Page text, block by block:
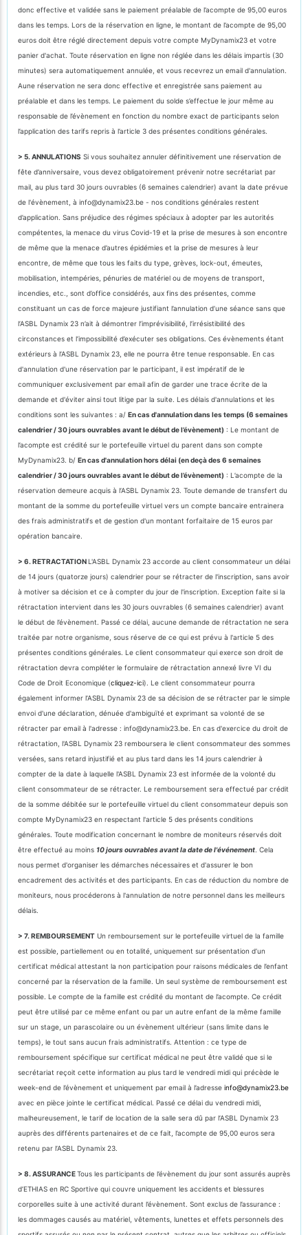
donc effective et validée sans le paiement préalable de l’acompte de 95,00 euros
dans les temps. Lors de la réservation en ligne, le montant de l’acompte de 95,00
euros doit être réglé directement depuis votre compte MyDynamix23 et votre
panier d'achat. Toute réservation en ligne non réglée dans les délais impartis (30
minutes) sera automatiquement annulée, et vous recevrez un email d'annulation.
Aune réservation ne sera donc effective et enregistrée sans paiement au
préalable et dans les temps. Le paiement du solde s’effectue le jour même au
responsable de l’évènement en fonction du nombre exact de participants selon
l’application des tarifs repris à l’article 3 des présentes conditions générales.
> 5. ANNULATIONS Si vous souhaitez annuler définitivement une réservation de
fête d’anniversaire, vous devez obligatoirement prévenir notre secrétariat par
mail, au plus tard 30 jours ouvrables (6 semaines calendrier) avant la date prévue
de l'évènement, à info@dynamix23.be - nos conditions générales restent
d’application. Sans préjudice des régimes spéciaux à adopter par les autorités
compétentes, la menace du virus Covid-19 et la prise de mesures à son encontre
de même que la menace d’autres épidémies et la prise de mesures à leur
encontre, de même que tous les faits du type, grèves, lock-out, émeutes,
mobilisation, intempéries, pénuries de matériel ou de moyens de transport,
incendies, etc., sont d’office considérés, aux fins des présentes, comme
constituant un cas de force majeure justifiant l’annulation d’une séance sans que
l’ASBL Dynamix 23 n’ait à démontrer l’imprévisibilité, l’irrésistibilité des
circonstances et l’impossibilité d’exécuter ses obligations. Ces évènements étant
extérieurs à l’ASBL Dynamix 23, elle ne pourra être tenue responsable. En cas
d'annulation d'une réservation par le participant, il est impératif de le
communiquer exclusivement par email afin de garder une trace écrite de la
demande et d'éviter ainsi tout litige par la suite. Les délais d'annulations et les
conditions sont les suivantes : a/ En cas d'annulation dans les temps (6 semaines
calendrier / 30 jours ouvrables avant le début de l’évènement) : Le montant de
l’acompte est crédité sur le portefeuille virtuel du parent dans son compte
MyDynamix23. b/ En cas d'annulation hors délai (en deçà des 6 semaines
calendrier / 30 jours ouvrables avant le début de l’évènement) : L’acompte de la
réservation demeure acquis à l’ASBL Dynamix 23. Toute demande de transfert du
montant de la somme du portefeuille virtuel vers un compte bancaire entrainera
des frais administratifs et de gestion d'un montant forfaitaire de 15 euros par
opération bancaire.
> 6. RETRACTATIONL'ASBL Dynamix 23 accorde au client consommateur un délai
de 14 jours (quatorze jours) calendrier pour se rétracter de l'inscription, sans avoir
à motiver sa décision et ce à compter du jour de l'inscription. Exception faite si la
rétractation intervient dans les 30 jours ouvrables (6 semaines calendrier) avant
le début de l’évènement. Passé ce délai, aucune demande de rétractation ne sera
traitée par notre organisme, sous réserve de ce qui est prévu à l'article 5 des
présentes conditions générales. Le client consommateur qui exerce son droit de
rétractation devra compléter le formulaire de rétractation annexé livre VI du
Code de Droit Economique (cliquez-ici). Le client consommateur pourra
également informer l’ASBL Dynamix 23 de sa décision de se rétracter par le simple
envoi d'une déclaration, dénuée d'ambiguïté et exprimant sa volonté de se
rétracter par email à l'adresse : info@dynamix23.be. En cas d'exercice du droit de
rétractation, l'ASBL Dynamix 23 remboursera le client consommateur des sommes
versées, sans retard injustifié et au plus tard dans les 14 jours calendrier à
compter de la date à laquelle l'ASBL Dynamix 23 est informée de la volonté du
client consommateur de se rétracter. Le remboursement sera effectué par crédit
de la somme débitée sur le portefeuille virtuel du client consommateur depuis son
compte MyDynamix23 en respectant l'article 5 des présents conditions
générales. Toute modification concernant le nombre de moniteurs réservés doit
être effectué au moins 10 jours ouvrables avant la date de l'événement . Cela
nous permet d'organiser les démarches nécessaires et d'assurer le bon
encadrement des activités et des participants. En cas de réduction du nombre de
moniteurs, nous procéderons à l'annulation de notre personnel dans les meilleurs
délais.
> 7. REMBOURSEMENT Un remboursement sur le portefeuille virtuel de la famille
est possible, partiellement ou en totalité, uniquement sur présentation d’un
certificat médical attestant la non participation pour raisons médicales de l’enfant
concerné par la réservation de la famille. Un seul système de remboursement est
possible. Le compte de la famille est crédité du montant de l’acompte. Ce crédit
peut être utilisé par ce même enfant ou par un autre enfant de la même famille
sur un stage, un parascolaire ou un évènement ultérieur (sans limite dans le
temps), le tout sans aucun frais administratifs. Attention : ce type de
remboursement spécifique sur certificat médical ne peut être validé que si le
secrétariat reçoit cette information au plus tard le vendredi midi qui précède le
week-end de l’évènement et uniquement par email à l’adresse info@dynamix23.be
avec en pièce jointe le certificat médical. Passé ce délai du vendredi midi,
malheureusement, le tarif de location de la salle sera dû par l’ASBL Dynamix 23
auprès des différents partenaires et de ce fait, l’acompte de 95,00 euros sera
retenu par l’ASBL Dynamix 23.
> 8. ASSURANCETous les participants de l’évènement du jour sont assurés auprès
d’ETHIAS en RC Sportive qui couvre uniquement les accidents et blessures
corporelles suite à une activité durant l’évènement. Sont exclus de l’assurance :
les dommages causés au matériel, vêtements, lunettes et effets personnels des